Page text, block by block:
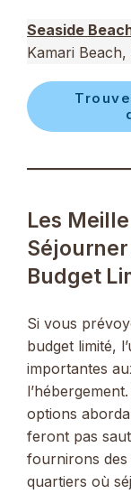
Seaside
Kamari
Les
Budget
Si vous
budget limité,
importantes
options
feront pas
fournirons des
quartiers où